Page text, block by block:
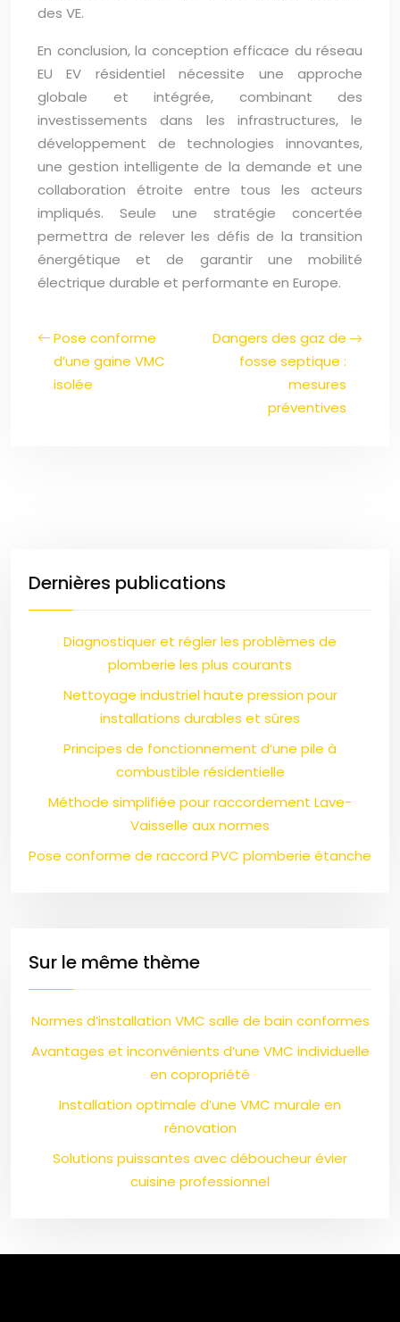
des VE.
En conclusion, la conception efficace du réseau
EU EV résidentiel nécessite une approche
globale et intégrée, combinant des
investissements dans les infrastructures, le
développement de technologies innovantes,
une gestion intelligente de la demande et une
collaboration étroite entre tous les acteurs
impliqués. Seule une stratégie concertée
permettra de relever les défis de la transition
énergétique et de garantir une mobilité
électrique durable et performante en Europe.
Pose conforme
d’une gaine VMC
isolée
Dangers des gaz de
fosse septique :
mesures
préventives
Dernières publications
Diagnostiquer et régler les problèmes de
plomberie les plus courants
Nettoyage industriel haute pression pour
installations durables et sûres
Principes de fonctionnement d’une pile à
combustible résidentielle
Méthode simplifiée pour raccordement Lave-
Vaisselle aux normes
Pose conforme de raccord PVC plomberie étanche
Sur le même thème
Normes d’installation VMC salle de bain conformes
Avantages et inconvénients d’une VMC individuelle
en copropriété
Installation optimale d’une VMC murale en
rénovation
Solutions puissantes avec déboucheur évier
cuisine professionnel